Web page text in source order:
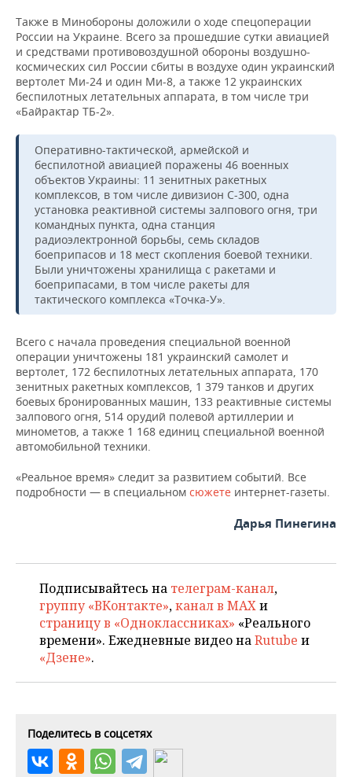
Также в Минобороны доложили о ходе спецоперации
России на Украине. Всего за прошедшие сутки авиацией
и средствами противовоздушной обороны воздушно-
космических сил России сбиты в воздухе один украинский
вертолет Ми-24 и один Ми-8, а также 12 украинских
беспилотных летательных аппарата, в том числе три
«Байрактар ТБ-2».
Оперативно-тактической, армейской и
беспилотной авиацией поражены 46 военных
объектов Украины: 11 зенитных ракетных
комплексов, в том числе дивизион С-300, одна
установка реактивной системы залпового огня, три
командных пункта, одна станция
радиоэлектронной борьбы, семь складов
боеприпасов и 18 мест скопления боевой техники.
Были уничтожены хранилища с ракетами и
боеприпасами, в том числе ракеты для
тактического комплекса «Точка-У».
Всего с начала проведения специальной военной
операции уничтожены 181 украинский самолет и
вертолет, 172 беспилотных летательных аппарата, 170
зенитных ракетных комплексов, 1 379 танков и других
боевых бронированных машин, 133 реактивные системы
залпового огня, 514 орудий полевой артиллерии и
минометов, а также 1 168 единиц специальной военной
автомобильной техники.
«Реальное время» следит за развитием событий. Все
подробности — в специальном сюжете интернет-газеты.
Дарья Пинегина
Подписывайтесь на телеграм-канал,
группу «ВКонтакте»,канал в MAXи
страницу в «Одноклассниках» «Реального
времени». Ежедневные видео наRutube и
«Дзене».
Поделитесь в соцсетях